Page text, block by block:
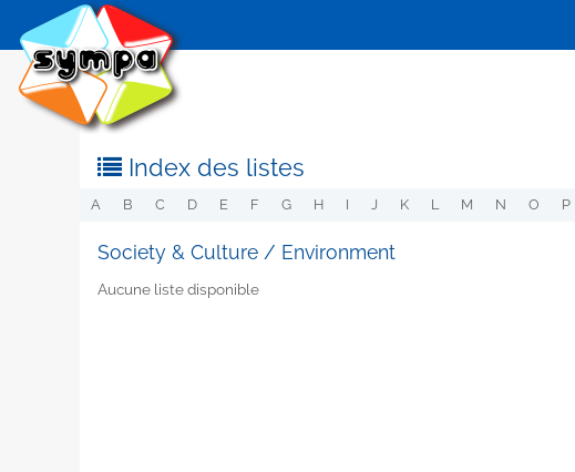
Index des listes
A B C D E F G H I J K L M N O P
Society & Culture / Environment
Aucune liste disponible